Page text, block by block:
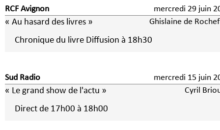
RCF Avignon mercredi 29 juin
« Au hasard des livres » Ghislaine de
Chronique du livre Diffusion à 18h30
Sud Radio mercredi 15 juin
« Le grand show de l'actu » Cyril
Direct de 17h00 à 18h00